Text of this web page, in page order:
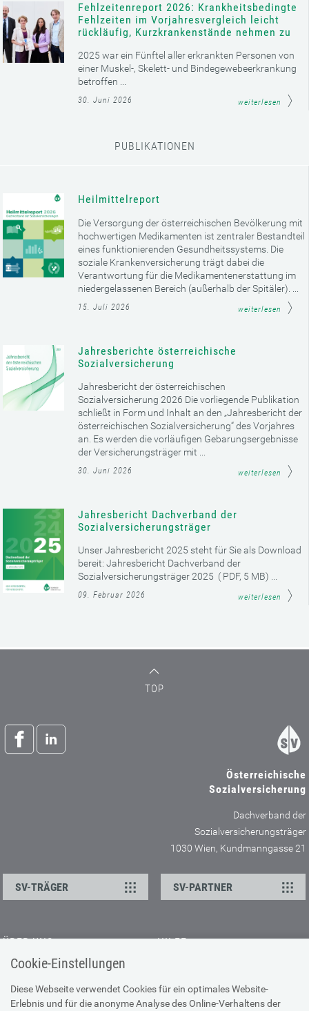
Cookie-Einstellungen
Diese Webseite verwendet Cookies für ein optimales Website-
Erlebnis und für die anonyme Analyse des Online-Verhaltens der
Fehlzeitenreport 2026: Krankheitsbedingte
Fehlzeiten im Vorjahresvergleich leicht
rückläufig, Kurzkrankenstände nehmen zu
2025 war ein Fünftel aller erkrankten Personen von
einer Muskel-, Skelett- und Bindegewebeerkrankung
betroffen ...
30. Juni 2026 weiterlesen
PUBLIKATIONEN
Heilmittelreport
Die Versorgung der österreichischen Bevölkerung mit
hochwertigen Medikamenten ist zentraler Bestandteil
eines funktionierenden Gesundheitssystems. Die
soziale Krankenversicherung trägt dabei die
Verantwortung für die Medikamentenerstattung im
niedergelassenen Bereich (außerhalb der Spitäler). ...
15. Juli 2026 weiterlesen
Jahresberichte österreichische
Sozialversicherung
Jahresbericht der österreichischen
Sozialversicherung 2026 Die vorliegende Publikation
schließt in Form und Inhalt an den „Jahresbericht der
österreichischen Sozialversicherung“ des Vorjahres
an. Es werden die vorläufigen Gebarungsergebnisse
der Versicherungsträger mit ...
30. Juni 2026 weiterlesen
Jahresbericht Dachverband der
Sozialversicherungsträger
Unser Jahresbericht 2025 steht für Sie als Download
bereit: Jahresbericht Dachverband der
Sozialversicherungsträger 2025 ( PDF, 5 MB) ...
09. Februar 2026 weiterlesen
TOP
Österreichische
Sozialversicherung
Dachverband der
Sozialversicherungsträger
1030 Wien, Kundmanngasse 21
SV-TRÄGER SV-PARTNER
ÜBER UNS
Kontakt
Offene Stellen
Presse
HILFE
Browser-Info & Sicherheit
Hilfe zur Suche